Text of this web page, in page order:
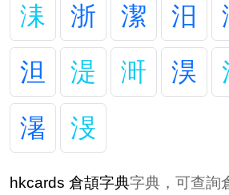
洡
浙 潔 汨
泹
湜 涆 淏
濐
渂
hkcards 倉頡字典字典，可查詢